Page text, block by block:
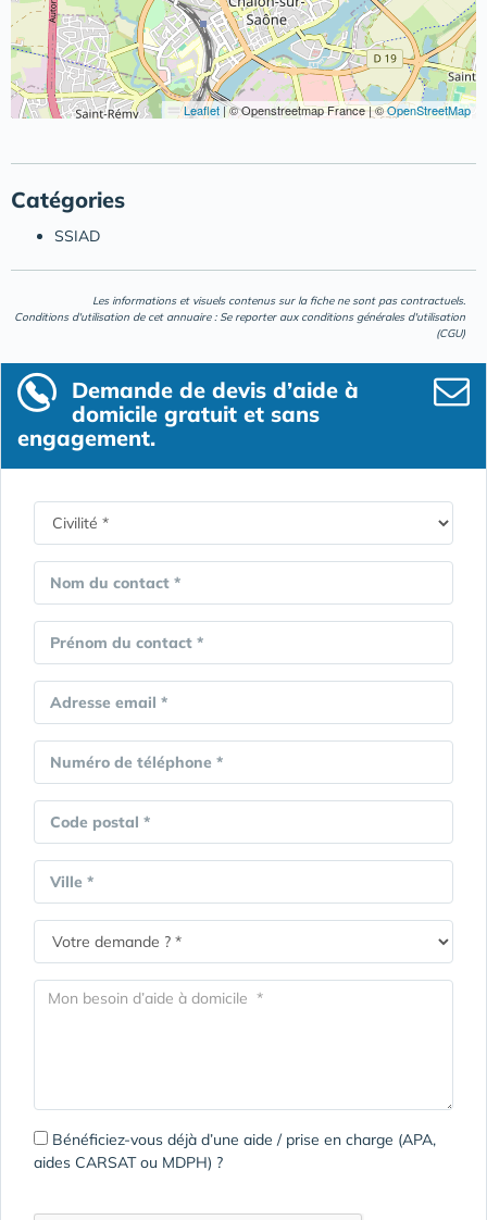
Leaflet|© Openstreetmap France | ©OpenStreetMap
Catégories
SSIAD
Les informations et visuels contenus sur la fiche ne sont pas contractuels.
Conditions d'utilisation de cet annuaire : Se reporter aux conditions générales d'utilisation
(CGU)
Demande de devis d’aide à
domicile gratuit et sans
engagement.
Nom du contact *
Prénom du contact *
Adresse email *
Numéro de téléphone *
Code postal *
Ville *
Bénéficiez-vous déjà d’une aide / prise en charge (APA,
aides CARSAT ou MDPH) ?